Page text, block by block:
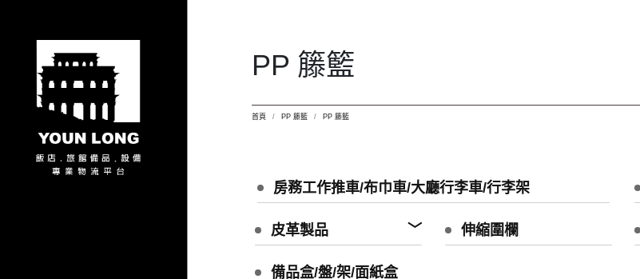
PP 籐籃
首頁 PP 籐籃 PP 籐籃
房務工作推車/布巾車/大廳行李車/行李架
皮革製品 伸縮圍欄
備品盒/盤/架/面紙盒